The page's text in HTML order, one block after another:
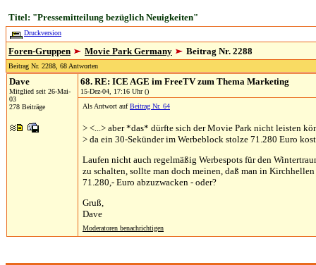
Titel: "Pressemitteilung bezüglich Neuigkeiten"
Druckversion
Foren-Gruppen Movie Park Germany Beitrag Nr. 2288
Beitrag Nr. 2288, 68 Antworten
Dave
Mitglied seit 26-Mai-
03
278 Beiträge
68. RE: ICE AGE im FreeTV zum Thema Marketing
15-Dez-04, 17:16 Uhr ()
Als Antwort aufBeitrag Nr. 64
> <...> aber *das* dürfte sich der Movie Park nicht leisten
> da ein 30-Sekünder im Werbeblock stolze 71.280 Euro
Laufen nicht auch regelmäßig Werbespots für den
zu schalten, sollte man doch meinen, daß man in
71.280,- Euro abzuzwacken - oder?
Gruß,
Dave
Moderatoren benachrichtigen